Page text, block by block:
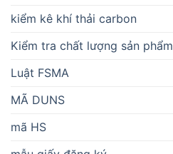
kiểm kê khí thải carbon
Kiểm tra chất lượng sản phẩm
Luật FSMA
MÃ DUNS
mã HS